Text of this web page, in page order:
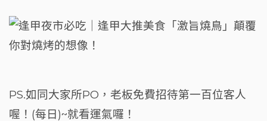
PS.如同大家所PO，老板免費招待第一百位客人
喔！(每日)~就看運氣囉！